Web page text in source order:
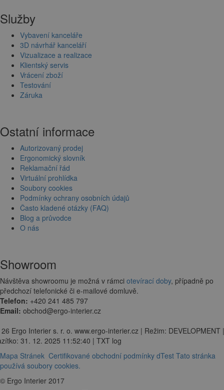
Služby
Vybavení kanceláře
3D návrhář kanceláří
Vizualizace a realizace
Klientský servis
Vrácení zboží
Testování
Záruka
Ostatní informace
Autorizovaný prodej
Ergonomický slovník
Reklamační řád
Virtuální prohlídka
Soubory cookies
Podmínky ochrany osobních údajů
Často kladené otázky (FAQ)
Blog a průvodce
O nás
Showroom
Návštěva showroomu je možná v rámci otevírací doby, případně po
předchozí telefonické či e-mailové domluvě.
Telefon: +420 241 485 797
Email: obchod@ergo-interier.cz
Ergo Interier s. r. o. www.ergo-interier.cz | Režim: DEVELOPMENT |
31. 12. 2025 11:52:40 | TXT log
Mapa Stránek Certifikované obchodní podmínky dTest Tato stránka
používá soubory cookies.
© Ergo Interier 2017